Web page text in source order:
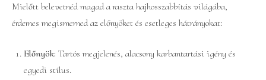
Mielőtt belevetnéd magad a raszta hajhosszabbítás világába,
érdemes megismerned az előnyöket és esetleges hátrányokat:
Előnyök: Tartós megjelenés, alacsony karbantartási igény és
egyedi stílus.